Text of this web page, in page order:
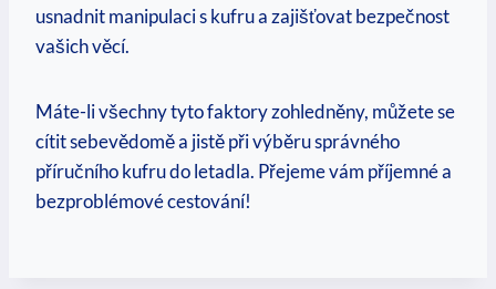
usnadnit manipulaci s kufru a zajišťovat ‍bezpečnost
vašich věcí.
Máte-li všechny tyto⁢ faktory zohledněny, můžete se
cítit sebevědomě a jistě při výběru správného
příručního kufru do letadla. Přejeme vám​ příjemné a
bezproblémové cestování!